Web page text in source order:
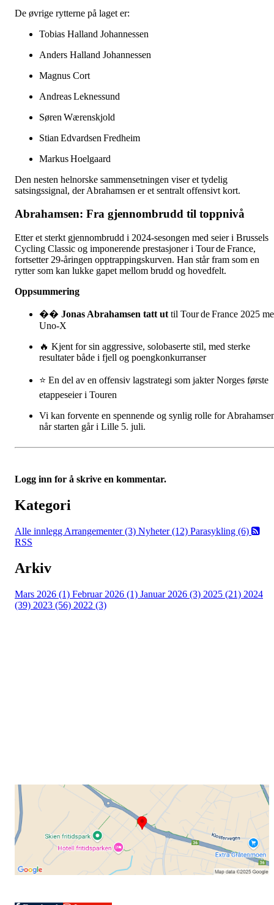
De øvrige rytterne på laget er:
Tobias Halland Johannessen
Anders Halland Johannessen
Magnus Cort
Andreas Leknessund
Søren Wærenskjold
Stian Edvardsen Fredheim
Markus Hoelgaard
Den nesten helnorske sammensetningen viser et tydelig
satsingssignal, der Abrahamsen er et sentralt offensivt kort.
Abrahamsen: Fra gjennombrudd til toppnivå
Etter et sterkt gjennombrudd i 2024-sesongen med seier i Brussels
Cycling Classic og imponerende prestasjoner i Tour de France,
fortsetter 29-åringen opptrappingskurven. Han står fram som en
rytter som kan lukke gapet mellom brudd og hovedfelt.
Oppsummering
�� Jonas Abrahamsen tatt ut til Tour de France 2025
Uno‑X
🔥 Kjent for sin aggressive, solobaserte stil, med sterke
resultater både i fjell og poengkonkurranser
⭐ En del av en offensiv lagstrategi som jakter Norges første
etappeseier i Touren
Vi kan forvente en spennende og synlig rolle for
når starten går i Lille 5. juli.
Logg inn for å skrive en kommentar.
Kategori
Alle innlegg Arrangementer (3) Nyheter (12) Parasykling (6)
RSS
Arkiv
Mars 2026 (1) Februar 2026 (1) Januar 2026 (3) 2025 (21) 2024
(39) 2023 (56) 2022 (3)